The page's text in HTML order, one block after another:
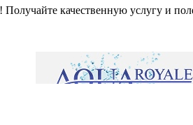
Получайте качественную услугу и